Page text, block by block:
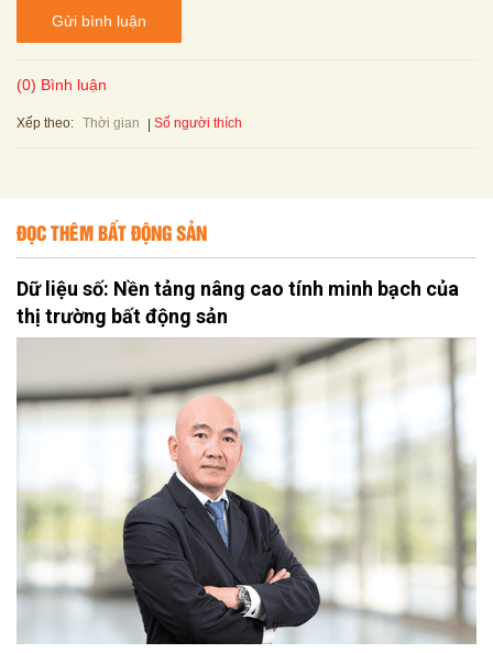
Gửi bình luận
(0) Bình luận
Xếp theo: Thời gian Số người thích
ĐỌC THÊM BẤT ĐỘNG SẢN
Dữ liệu số: Nền tảng nâng cao tính minh bạch của
thị trường bất động sản